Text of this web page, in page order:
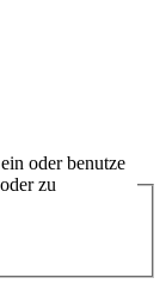
oder benutze
zu